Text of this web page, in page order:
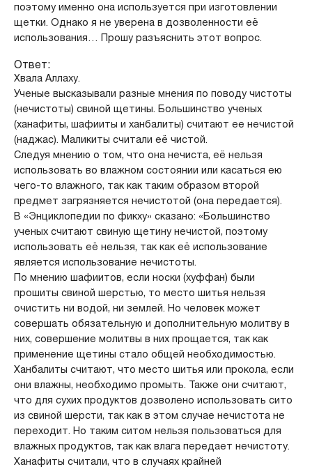
поэтому именно она используется при изготовлении
щетки. Однако я не уверена в дозволенности её
использования… Прошу разъяснить этот вопрос.
Ответ:
Хвала Аллаху.
Ученые высказывали разные мнения по поводу чистоты
(нечистоты) свиной щетины. Большинство ученых
(ханафиты, шафииты и ханбалиты) считают ее нечистой
(наджас). Маликиты считали её чистой.
Следуя мнению о том, что она нечиста, её нельзя
использовать во влажном состоянии или касаться ею
чего-то влажного, так как таким образом второй
предмет загрязняется нечистотой (она передается).
В «Энциклопедии по фикху» сказано: «Большинство
ученых считают свиную щетину нечистой, поэтому
использовать её нельзя, так как её использование
является использование нечистоты.
По мнению шафиитов, если носки (хуффан) были
прошиты свиной шерстью, то место шитья нельзя
очистить ни водой, ни землей. Но человек может
совершать обязательную и дополнительную молитву в
них, совершение молитвы в них прощается, так как
применение щетины стало общей необходимостью.
Ханбалиты считают, что место шитья или прокола, если
они влажны, необходимо промыть. Также они считают,
что для сухих продуктов дозволено использовать сито
из свиной шерсти, так как в этом случае нечистота не
переходит. Но таким ситом нельзя пользоваться для
влажных продуктов, так как влага передает нечистоту.
Ханафиты считали, что в случаях крайней